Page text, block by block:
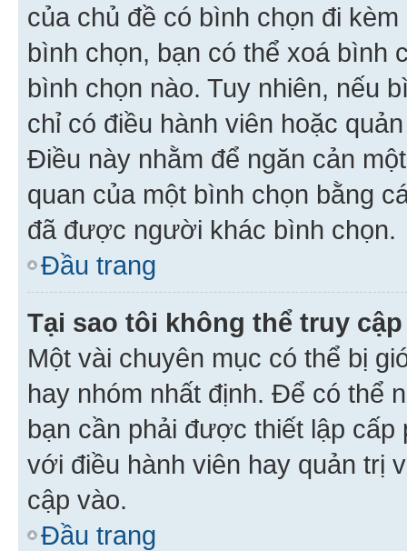
của chủ đề có bình chọn đi
bình chọn, bạn có thể xoá bình
bình chọn nào. Tuy nhiên, nếu
chỉ có điều hành viên hoặc
Điều này nhằm để ngăn cản
quan của một bình chọn bằng
đã được người khác bình chọn.
Đầu trang
Tại sao tôi không thể truy
Một vài chuyên mục có thể bị
hay nhóm nhất định. Để có thể
bạn cần phải được thiết lập
với điều hành viên hay quản trị
cập vào.
Đầu trang